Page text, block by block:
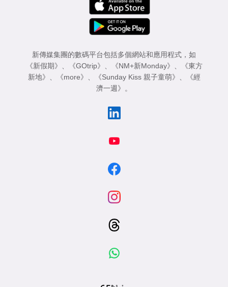
新傳媒集團的數碼平台包括多個網站和應用程式，如
《新假期》 、 《GOtrip》 、 《NM+新Monday》 、
《東方
新地》 、 《more》 、 《Sunday Kiss 親子童萌》 、
《經
濟一週》 。